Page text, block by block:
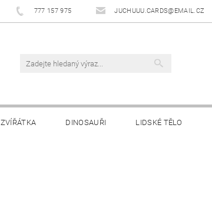
777 157 975 JUCHUUU.CARDS@EMAIL.CZ
ZVÍŘÁTKA DINOSAUŘI LIDSKÉ TĚLO